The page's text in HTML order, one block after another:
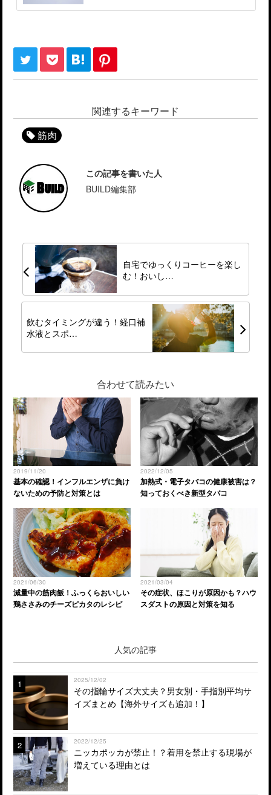
関連するキーワード
筋肉
この記事を書いた人
BUILD編集部
自宅でゆっくりコーヒーを楽し
む！おいし…
飲むタイミングが違う！経口補
水液とスポ…
合わせて読みたい
2019/11/20
基本の確認！インフルエンザに負け
ないための予防と対策とは
2022/12/05
加熱式・電子タバコの健康被害は？
知っておくべき新型タバコ
2021/06/30
減量中の筋肉飯！ふっくらおいしい
鶏ささみのチーズピカタのレシピ
2021/03/04
その症状、ほこりが原因かも？ハウ
スダストの原因と対策を知る
人気の記事
1 2025/12/02
その指輪サイズ大丈夫？男女別・手指別平均サ
イズまとめ【海外サイズも追加！】
2 2022/12/25
ニッカポッカが禁止！？着用を禁止する現場が
増えている理由とは